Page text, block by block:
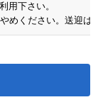
用下さい。
めください。送迎は